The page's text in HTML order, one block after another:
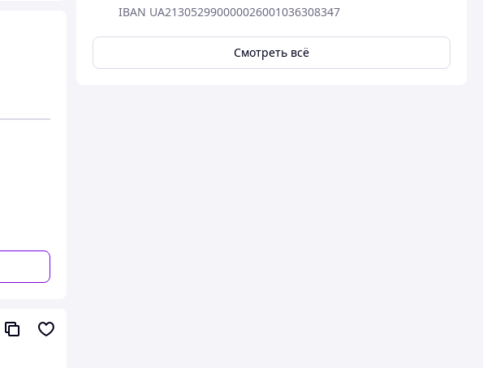
IBAN UA213052990000026001036308347
Смотреть всё